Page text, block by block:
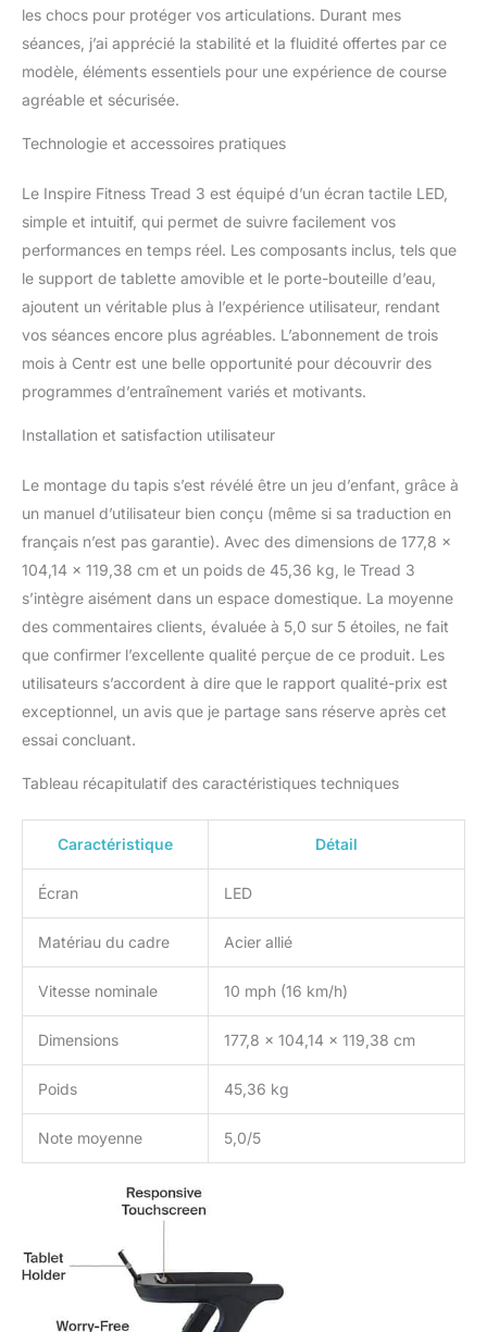
les chocs pour protéger vos articulations. Durant mes
séances, j’ai apprécié la stabilité et la fluidité offertes par ce
modèle, éléments essentiels pour une expérience de course
agréable et sécurisée.
Technologie et accessoires pratiques
Le Inspire Fitness Tread 3 est équipé d’un écran tactile LED,
simple et intuitif, qui permet de suivre facilement vos
performances en temps réel. Les composants inclus, tels que
le support de tablette amovible et le porte-bouteille d’eau,
ajoutent un véritable plus à l’expérience utilisateur, rendant
vos séances encore plus agréables. L’abonnement de trois
mois à Centr est une belle opportunité pour découvrir des
programmes d’entraînement variés et motivants.
Installation et satisfaction utilisateur
Le montage du tapis s’est révélé être un jeu d’enfant, grâce à
un manuel d’utilisateur bien conçu (même si sa traduction en
français n’est pas garantie). Avec des dimensions de 177,8 x
104,14 x 119,38 cm et un poids de 45,36 kg, le Tread 3
s’intègre aisément dans un espace domestique. La moyenne
des commentaires clients, évaluée à 5,0 sur 5 étoiles, ne fait
que confirmer l’excellente qualité perçue de ce produit. Les
utilisateurs s’accordent à dire que le rapport qualité-prix est
exceptionnel, un avis que je partage sans réserve après cet
essai concluant.
Tableau récapitulatif des caractéristiques techniques
Caractéristique Détail
Écran LED
Matériau du cadre Acier allié
Vitesse nominale 10 mph (16 km/h)
Dimensions 177,8 x 104,14 x 119,38 cm
Poids 45,36 kg
Note moyenne 5,0/5